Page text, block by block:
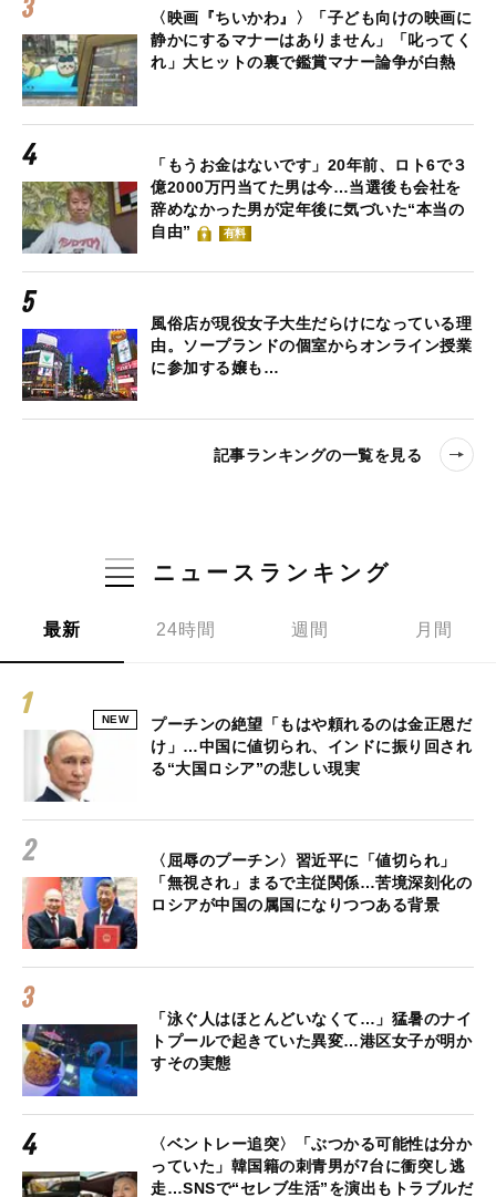
〈映画『ちいかわ』〉「子ども向けの映画に
静かにするマナーはありません」「叱ってく
れ」大ヒットの裏で鑑賞マナー論争が白熱
「もうお金はないです」20年前、ロト6で３
億2000万円当てた男は今…当選後も会社を
辞めなかった男が定年後に気づいた“本当の
自由”
有料
風俗店が現役女子大生だらけになっている理
由。ソープランドの個室からオンライン授業
に参加する嬢も…
記事ランキングの一覧を見る
ニュースランキング
最新 24時間 週間 月間
NEW
プーチンの絶望「もはや頼れるのは金正恩だ
け」…中国に値切られ、インドに振り回され
る“大国ロシア”の悲しい現実
〈屈辱のプーチン〉習近平に「値切られ」
「無視され」まるで主従関係…苦境深刻化の
ロシアが中国の属国になりつつある背景
「泳ぐ人はほとんどいなくて…」猛暑のナイ
トプールで起きていた異変…港区女子が明か
すその実態
〈ベントレー追突〉「ぶつかる可能性は分か
っていた」韓国籍の刺青男が7台に衝突し逃
走…SNSで“セレブ生活”を演出もトラブルだ